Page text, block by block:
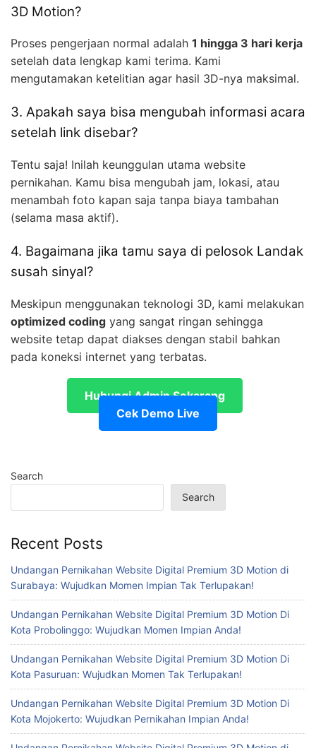
3D Motion?
Proses pengerjaan normal adalah 1 hingga 3 hari kerja
setelah data lengkap kami terima. Kami
mengutamakan ketelitian agar hasil 3D-nya maksimal.
3. Apakah saya bisa mengubah informasi acara
setelah link disebar?
Tentu saja! Inilah keunggulan utama website
pernikahan. Kamu bisa mengubah jam, lokasi, atau
menambah foto kapan saja tanpa biaya tambahan
(selama masa aktif).
4. Bagaimana jika tamu saya di pelosok Landak
susah sinyal?
Meskipun menggunakan teknologi 3D, kami melakukan
optimized coding yang sangat ringan sehingga
website tetap dapat diakses dengan stabil bahkan
pada koneksi internet yang terbatas.
Hubungi Admin Sekarang
Cek Demo Live
Search
Search
Recent Posts
Undangan Pernikahan Website Digital Premium 3D Motion di
Surabaya: Wujudkan Momen Impian Tak Terlupakan!
Undangan Pernikahan Website Digital Premium 3D Motion Di
Kota Probolinggo: Wujudkan Momen Impian Anda!
Undangan Pernikahan Website Digital Premium 3D Motion Di
Kota Pasuruan: Wujudkan Momen Tak Terlupakan!
Undangan Pernikahan Website Digital Premium 3D Motion Di
Kota Mojokerto: Wujudkan Pernikahan Impian Anda!